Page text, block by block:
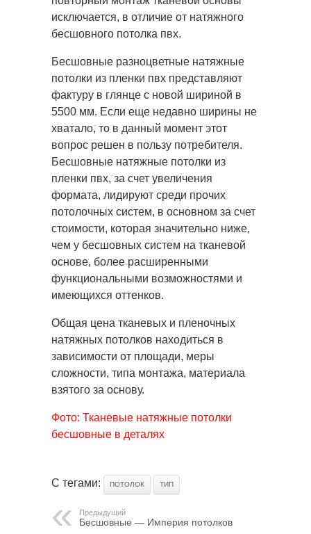
исключается, в отличие от натяжного
бесшовного потолка пвх.
Бесшовные разноцветные натяжные
потолки из пленки пвх представляют
фактуру в глянце с новой шириной в
5500 мм. Если еще недавно ширины не
хватало, то в данный момент этот
вопрос решен в пользу потребителя.
Бесшовные натяжные потолки из
пленки пвх, за счет увеличения
формата, лидируют среди прочих
потолочных систем, в основном за счет
стоимости, которая значительно ниже,
чем у бесшовных систем на тканевой
основе, более расширенными
функциональными возможностями и
имеющихся оттенков.
Общая цена тканевых и пленочных
натяжных потолков находиться в
зависимости от площади, меры
сложности, типа монтажа, материала
взятого за основу.
Фото: Тканевые натяжные потолки
бесшовные в деталях
С тегами: ПОТОЛОК ТИП
Предыдущий
Бесшовные — Империя потолков